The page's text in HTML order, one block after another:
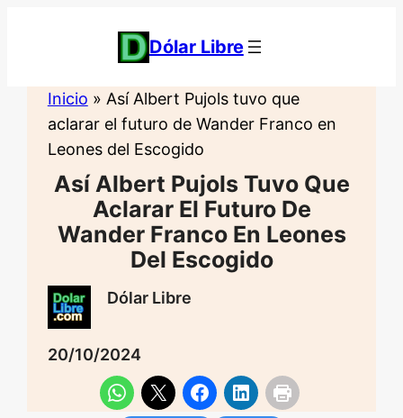
Dólar Libre
Inicio » Así Albert Pujols tuvo que
aclarar el futuro de Wander Franco en
Leones del Escogido
Así Albert Pujols Tuvo Que
Aclarar El Futuro De
Wander Franco En Leones
Del Escogido
Dólar Libre
20/10/2024